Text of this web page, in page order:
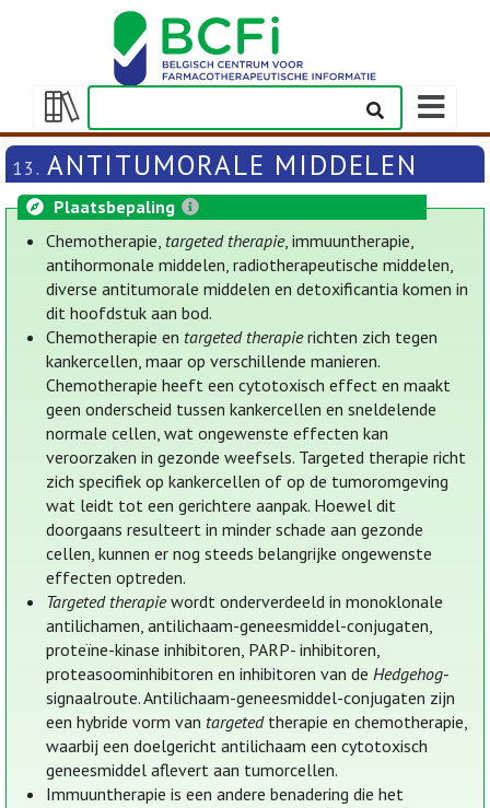
Weergeven/verbergen
inhoudstafel
13. ANTITUMORALE MIDDELEN
Plaatsbepaling
Chemotherapie, targeted therapie, immuuntherapie,
antihormonale middelen, radiotherapeutische middelen,
diverse antitumorale middelen en detoxificantia komen in
dit hoofdstuk aan bod.
Chemotherapie en targeted therapierichten zich tegen
kankercellen, maar op verschillende manieren.
Chemotherapie heeft een cytotoxisch effect en maakt
geen onderscheid tussen kankercellen en sneldelende
normale cellen, wat ongewenste effecten kan
veroorzaken in gezonde weefsels. Targeted therapie richt
zich specifiek op kankercellen of op de tumoromgeving
wat leidt tot een gerichtere aanpak. Hoewel dit
doorgaans resulteert in minder schade aan gezonde
cellen, kunnen er nog steeds belangrijke ongewenste
effecten optreden.
Targeted therapiewordt onderverdeeld in monoklonale
antilichamen, antilichaam-geneesmiddel-conjugaten,
proteïne-kinase inhibitoren, PARP- inhibitoren,
proteasoominhibitoren en inhibitoren van deHedgehog-
signaalroute. Antilichaam-geneesmiddel-conjugaten zijn
een hybride vorm van targetedtherapie en chemotherapie,
waarbij een doelgericht antilichaam een cytotoxisch
geneesmiddel aflevert aan tumorcellen.
Immuuntherapie is een andere benadering die het